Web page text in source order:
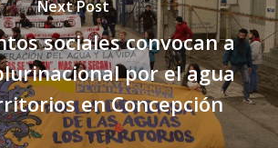
Next Post
sociales convocan a
por el agua
en Concepción